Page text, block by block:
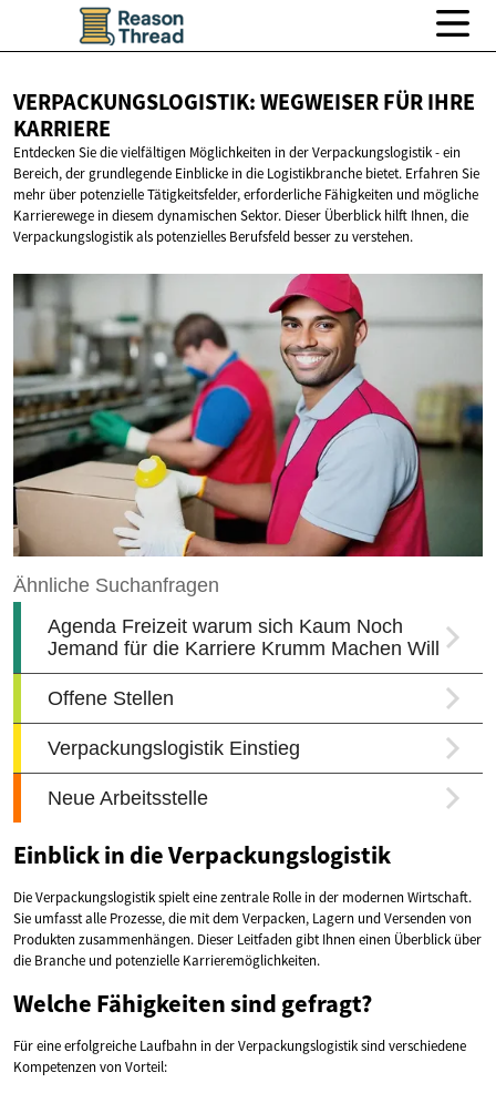
VERPACKUNGSLOGISTIK: WEGWEISER FÜRIHRE
KARRIERE
Entdecken Sie die vielfältigen Möglichkeiten in der Verpackungslogistik - ein
Bereich, der grundlegende Einblicke in die Logistikbranche bietet. Erfahren Sie
mehr über potenzielle Tätigkeitsfelder, erforderliche Fähigkeiten und mögliche
Karrierewege in diesem dynamischen Sektor. Dieser Überblick hilft Ihnen, die
Verpackungslogistik als potenzielles Berufsfeld besser zu verstehen.
Einblick in die Verpackungslogistik
Die Verpackungslogistik spielt eine zentrale Rolle in der modernen Wirtschaft.
Sie umfasst alle Prozesse, die mit dem Verpacken, Lagern und Versenden von
Produkten zusammenhängen. Dieser Leitfaden gibt Ihnen einen Überblick über
die Branche und potenzielle Karrieremöglichkeiten.
Welche Fähigkeiten sind gefragt?
Für eine erfolgreiche Laufbahn in der Verpackungslogistik sind verschiedene
Kompetenzen von Vorteil: